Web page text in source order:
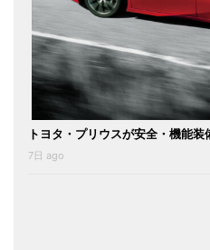
トヨタ・プリウスが安全・機能
7日 ago